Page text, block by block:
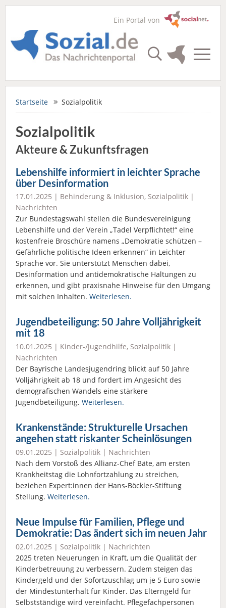
Ein Portal von
Startseite Sozialpolitik
Sozialpolitik
Akteure & Zukunftsfragen
Lebenshilfe informiert in leichter Sprache
über Desinformation
17.01.2025 | Behinderung & Inklusion, Sozialpolitik |
Nachrichten
Zur Bundestagswahl stellen die Bundesvereinigung
Lebenshilfe und der Verein „Tadel Verpflichtet!“ eine
kostenfreie Broschüre namens „Demokratie schützen –
Gefährliche politische Ideen erkennen“ in Leichter
Sprache vor. Sie unterstützt Menschen dabei,
Desinformation und antidemokratische Haltungen zu
erkennen, und gibt praxisnahe Hinweise für den Umgang
mit solchen Inhalten. Weiterlesen.
Jugendbeteiligung: 50 Jahre Volljährigkeit
mit 18
10.01.2025 | Kinder-/Jugendhilfe, Sozialpolitik |
Nachrichten
Der Bayrische Landesjugendring blickt auf 50 Jahre
Volljährigkeit ab 18 und fordert im Angesicht des
demografischen Wandels eine stärkere
Jugendbeteiligung. Weiterlesen.
Krankenstände: Strukturelle Ursachen
angehen statt riskanter Scheinlösungen
09.01.2025 | Sozialpolitik | Nachrichten
Nach dem Vorstoß des Allianz-Chef Bäte, am ersten
Krankheitstag die Lohnfortzahlung zu streichen,
beziehen Expert:innen der Hans-Böckler-Stiftung
Stellung. Weiterlesen.
Neue Impulse für Familien, Pflege und
Demokratie: Das ändert sich im neuen Jahr
02.01.2025 | Sozialpolitik | Nachrichten
2025 treten Neuerungen in Kraft, um die Qualität der
Kinderbetreuung zu verbessern. Zudem steigen das
Kindergeld und der Sofortzuschlag um je 5 Euro sowie
der Mindestunterhalt für Kinder. Das Elterngeld für
Selbstständige wird vereinfacht. Pflegefachpersonen